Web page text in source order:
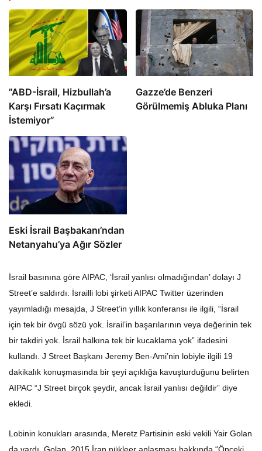
​​​​​​​”ABD-İsrail, Hizbullah’a
Karşı Fırsatı Kaçırmak
İstemiyor”
​​​​​​​Gazze’de Benzeri
Görülmemiş Abluka Planı
Eski İsrail Başbakanı’ndan
Netanyahu’ya Ağır Sözler
İsrail basınına göre AIPAC, ‘İsrail yanlısı olmadığından’ dolayı J
Street’e saldırdı. İsrailli lobi şirketi AIPAC Twitter üzerinden
yayımladığı mesajda, J Street’in yıllık konferansı ile ilgili, “İsrail
için tek bir övgü sözü yok. İsrail’in başarılarının veya değerinin tek
bir takdiri yok. İsrail halkına tek bir kucaklama yok” ifadesini
kullandı. J Street Başkanı Jeremy Ben-Ami’nin lobiyle ilgili 19
dakikalık konuşmasında bir şeyi açıklığa kavuşturduğunu belirten
AIPAC “J Street birçok şeydir, ancak İsrail yanlısı değildir” diye
ekledi.
Lobinin konukları arasında, Meretz Partisinin eski vekili Yair Golan